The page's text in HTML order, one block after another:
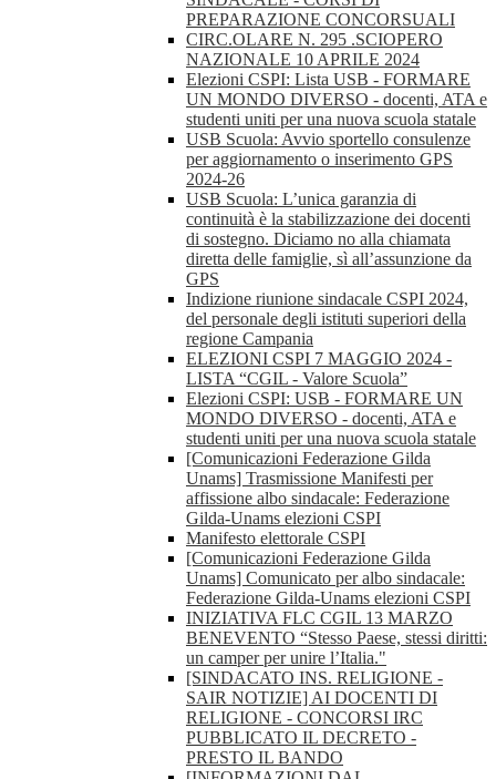
PREPARAZIONE CONCORSUALI
CIRC.OLARE N. 295 .SCIOPERO
NAZIONALE 10 APRILE 2024
Elezioni CSPI: Lista USB - FORMARE
UN MONDO DIVERSO - docenti, ATA e
studenti uniti per una nuova scuola statale
USB Scuola: Avvio sportello consulenze
per aggiornamento o inserimento GPS
2024-26
USB Scuola: L’unica garanzia di
continuità è la stabilizzazione dei docenti
di sostegno. Diciamo no alla chiamata
diretta delle famiglie, sì all’assunzione da
GPS
Indizione riunione sindacale CSPI 2024,
del personale degli istituti superiori della
regione Campania
ELEZIONI CSPI 7 MAGGIO 2024 -
LISTA “CGIL - Valore Scuola”
Elezioni CSPI: USB - FORMARE UN
MONDO DIVERSO - docenti, ATA e
studenti uniti per una nuova scuola statale
[Comunicazioni Federazione Gilda
Unams] Trasmissione Manifesti per
affissione albo sindacale: Federazione
Gilda-Unams elezioni CSPI
Manifesto elettorale CSPI
[Comunicazioni Federazione Gilda
Unams] Comunicato per albo sindacale:
Federazione Gilda-Unams elezioni CSPI
INIZIATIVA FLC CGIL 13 MARZO
BENEVENTO “Stesso Paese, stessi diritti:
un camper per unire l’Italia."
[SINDACATO INS. RELIGIONE -
SAIR NOTIZIE] AI DOCENTI DI
RELIGIONE - CONCORSI IRC
PUBBLICATO IL DECRETO -
PRESTO IL BANDO